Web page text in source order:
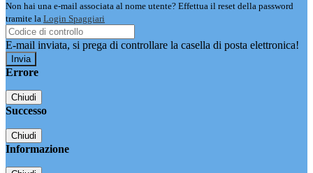
Non hai una e-mail associata al nome utente? Effettua il reset della password
tramite la Login Spaggiari
E-mail inviata, si prega di controllare la casella di posta elettronica!
Errore
Chiudi
Successo
Chiudi
Informazione